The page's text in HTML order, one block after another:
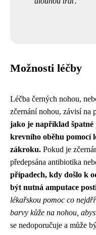
Možnosti léčby
Léčba černých nohou,
zčernání nohou, závisí na
jako je například špatné
krevního oběhu pomocí
zákroku. Pokud je
předepsána antibiotika
případech, kdy došlo k
být nutná amputace
lékařskou pomoc co
barvy kůže na nohou,
se nedoporučuje a může